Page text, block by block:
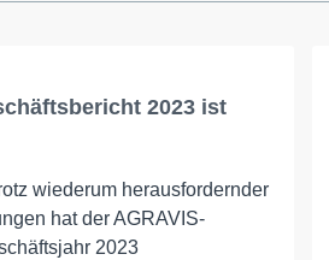
2023 ist
wiederum herausfordernder
hat der AGRAVIS-
2023